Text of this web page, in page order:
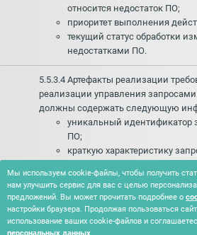
относится недостаток ПО;
приоритет выполнения
текущий статус обработки
недостатками ПО.
5.5.3.4 Артефакты реализации
реализации управления
должны содержать следующую
уникальный идентификатор
ПО;
краткую характеристику
относится запрос на
приоритет выполнения
изменение ПО;
текущий статус обработки
Мы используем cookie-файлы, чтобы получить
нам улучшить сервис для вас с целью
предложений. Вы может прочитать подробнее о
настройки браузера. Продолжая пользоваться
использование ваших cookie-файлов и